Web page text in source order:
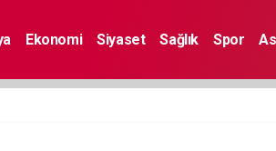
Ekonomi Siyaset Sağlık Spor